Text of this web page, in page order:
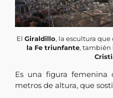
El Giraldillo, la escultura que
la Fe triunfante, también
Es una figura
metros de altura, que